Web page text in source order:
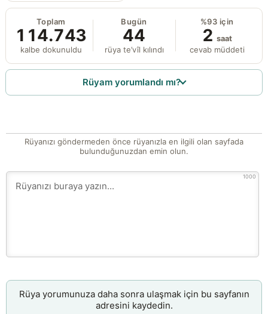
Toplam
114.743
kalbe dokunuldu
Bugün
44
rüya te’vîl kılındı
%93 için
2 saat
cevab müddeti
Rüyam yorumlandı mı?
Rüyanızı göndermeden önce rüyanızla en ilgili olan sayfada
bulunduğunuzdan emin olun.
1000
Rüya yorumunuza daha sonra ulaşmak için bu sayfanın
adresini kaydedin.